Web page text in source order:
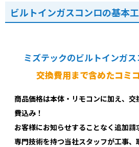
ビルトインガスコンロの基本
ミズテックのビルトインガス
交換費用まで含めたコミ
商品価格は本体・リモコンに加え、
費込み！
お客様にお知らせすることなく追加請
専門技術を持つ当社スタッフが工事、